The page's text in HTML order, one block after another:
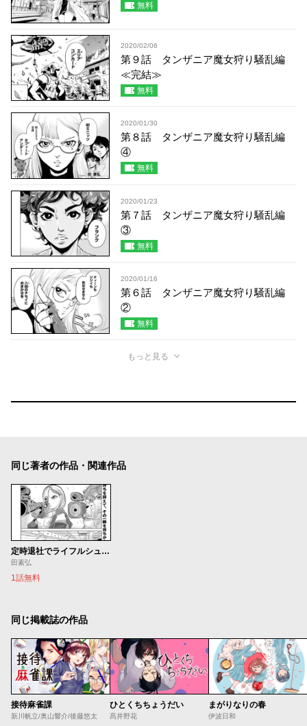
無料
2020/02/06
第９話 タンザニア魔女狩り騒乱編
≪完結≫
無料
2020/01/30
第８話 タンザニア魔女狩り騒乱編
④
無料
2020/01/23
第７話 タンザニア魔女狩り騒乱編
③
無料
2020/01/16
第６話 タンザニア魔女狩り騒乱編
②
無料
もっと見る
同じ著者の作品・関連作品
定時退社でライフルシュート
田素弘
1話無料
同じ掲載誌の作品
接待麻雀課
新川帆立/奥山響介/後藤悠太
ひとくちちょうだい
髙井野花
まがりなりの春
伊波日和